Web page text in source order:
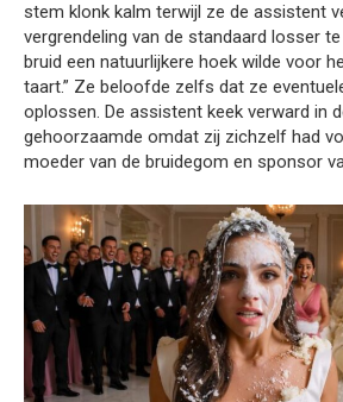
stem klonk kalm terwijl ze de assistent
vergrendeling van de standaard losser
bruid een natuurlijkere hoek wilde voor
taart.” Ze beloofde zelfs dat ze
oplossen. De assistent keek verward in
gehoorzaamde omdat zij zichzelf had
moeder van de bruidegom en sponsor